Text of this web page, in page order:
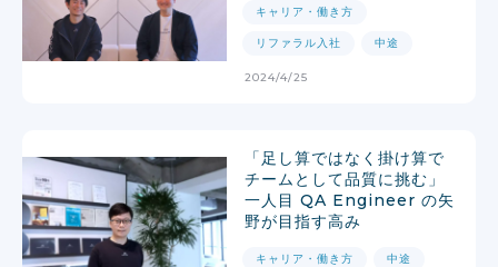
キャリア・働き方
リファラル入社 中途
2024/4/25
「足し算ではなく掛け算で
チームとして品質に挑む」
一人目 QA Engineer の矢
野が目指す高み
キャリア・働き方 中途